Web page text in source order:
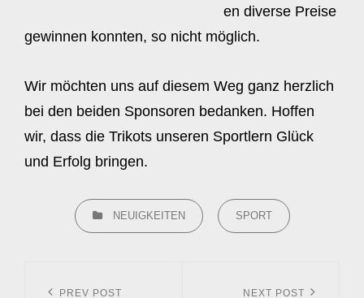
en diverse Preise
gewinnen konnten, so nicht möglich.
Wir möchten uns auf diesem Weg ganz herzlich
bei den beiden Sponsoren bedanken. Hoffen
wir, dass die Trikots unseren Sportlern Glück
und Erfolg bringen.
CATEGORIES
NEUIGKEITEN SPORT
PREV POST NEXT POST